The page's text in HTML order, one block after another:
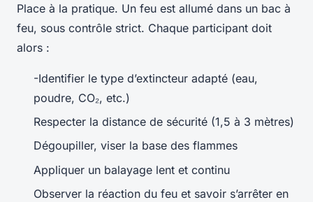
Place à la pratique. Un feu est allumé dans un bac à
feu, sous contrôle strict. Chaque participant doit
alors :
-Identifier le type d’extincteur adapté (eau,
poudre, CO₂, etc.)
Respecter la distance de sécurité (1,5 à 3 mètres)
Dégoupiller, viser la base des flammes
Appliquer un balayage lent et continu
Observer la réaction du feu et savoir s’arrêter en